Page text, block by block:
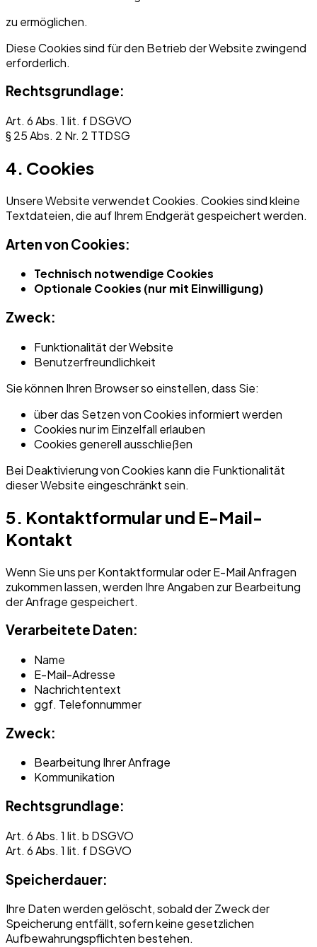
zu ermöglichen.
Diese Cookies sind für den Betrieb der Website zwingend
erforderlich.
Rechtsgrundlage:
Art. 6 Abs. 1 lit. f DSGVO
§ 25 Abs. 2 Nr. 2 TTDSG
4. Cookies
Unsere Website verwendet Cookies. Cookies sind kleine
Textdateien, die auf Ihrem Endgerät gespeichert werden.
Arten von Cookies:
Technisch notwendige Cookies
Optionale Cookies (nur mit Einwilligung)
Zweck:
Funktionalität der Website
Benutzerfreundlichkeit
Sie können Ihren Browser so einstellen, dass Sie:
über das Setzen von Cookies informiert werden
Cookies nur im Einzelfall erlauben
Cookies generell ausschließen
Bei Deaktivierung von Cookies kann die Funktionalität
dieser Website eingeschränkt sein.
5. Kontaktformular und E-Mail-
Kontakt
Wenn Sie uns per Kontaktformular oder E-Mail Anfragen
zukommen lassen, werden Ihre Angaben zur Bearbeitung
der Anfrage gespeichert.
Verarbeitete Daten:
Name
E-Mail-Adresse
Nachrichtentext
ggf. Telefonnummer
Zweck:
Bearbeitung Ihrer Anfrage
Kommunikation
Rechtsgrundlage:
Art. 6 Abs. 1 lit. b DSGVO
Art. 6 Abs. 1 lit. f DSGVO
Speicherdauer:
Ihre Daten werden gelöscht, sobald der Zweck der
Speicherung entfällt, sofern keine gesetzlichen
Aufbewahrungspflichten bestehen.